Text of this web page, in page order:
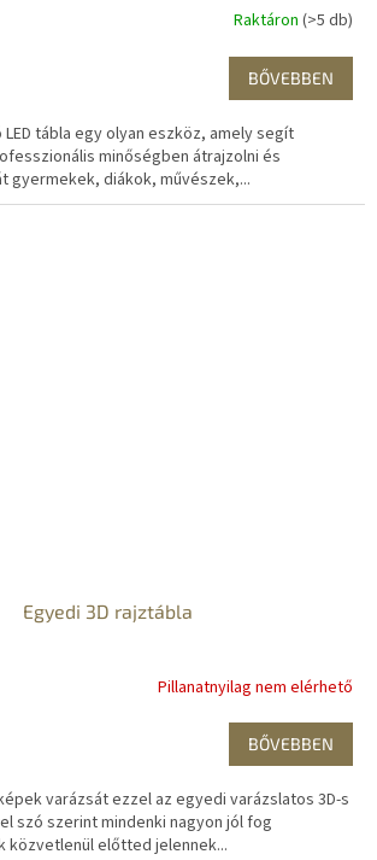
Raktáron (>5 db)
BŐVEBBEN
tábla egy olyan eszköz, amely segít
minőségben átrajzolni és
gyermekek, diákok, művészek,...
Egyedi 3D rajztábla
Pillanatnyilag nem elérhető
BŐVEBBEN
varázsát ezzel az egyedi varázslatos 3D-s
szó szerint mindenki nagyon jól fog
közvetlenül előtted jelennek...